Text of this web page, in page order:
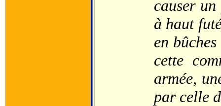
causer
à haut
en
cette
armée,
par celle